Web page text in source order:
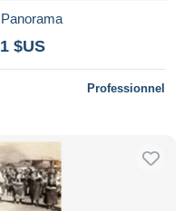
$US
Professionnel